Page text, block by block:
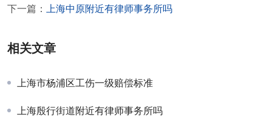
下一篇：
上海中原附近有律师事务所吗
相关文章
上海市杨浦区工伤一级赔偿标准
上海殷行街道附近有律师事务所吗